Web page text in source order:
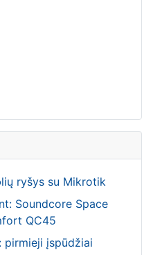
ryšys su Mikrotik
Soundcore Space
QC45
pirmieji įspūdžiai